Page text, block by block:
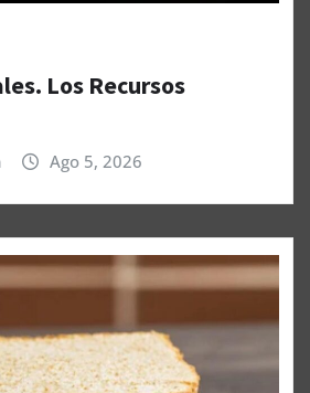
Los Recursos
Ago 5, 2026